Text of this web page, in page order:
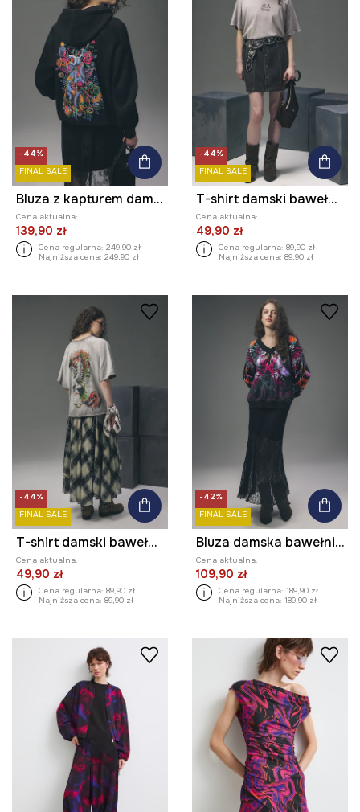
-44%
FINAL SALE
Bluza z kapturem damska z bawełną z kolekcji Tattoo Art by Mattia Provezza
Cena aktualna:
139,90 zł
Cena regularna: 249,90 zł
Najniższa cena: 249,90 zł
-44%
FINAL SALE
T-shirt damski bawełniany z kolekcji Tattoo Art by Tuan Nguyen
Cena aktualna:
49,90 zł
Cena regularna: 89,90 zł
Najniższa cena: 89,90 zł
-44%
FINAL SALE
T-shirt damski bawełniany z kolekcji Tattoo Art by Pietro Stigmata
Cena aktualna:
49,90 zł
Cena regularna: 89,90 zł
Najniższa cena: 89,90 zł
-42%
FINAL SALE
Bluza damska bawełniana z kolekcji Tattoo Art by Pietro Stigmata
Cena aktualna:
109,90 zł
Cena regularna: 189,90 zł
Najniższa cena: 189,90 zł